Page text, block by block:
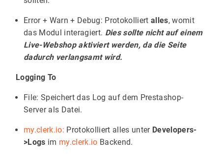
Error + Warn + Debug: Protokolliert alles, womit
das Modul interagiert. Dies sollte nicht auf einem
Live-Webshop aktiviert werden, da die Seite
dadurch verlangsamt wird.
Logging To
File: Speichert das Log auf dem Prestashop-
Server als Datei.
my.clerk.io: Protokolliert alles unter Developers-
>Logs im my.clerk.io Backend.